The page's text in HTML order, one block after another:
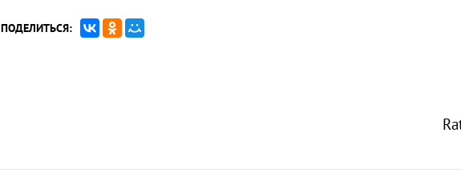
ПОДЕЛИТЬСЯ: